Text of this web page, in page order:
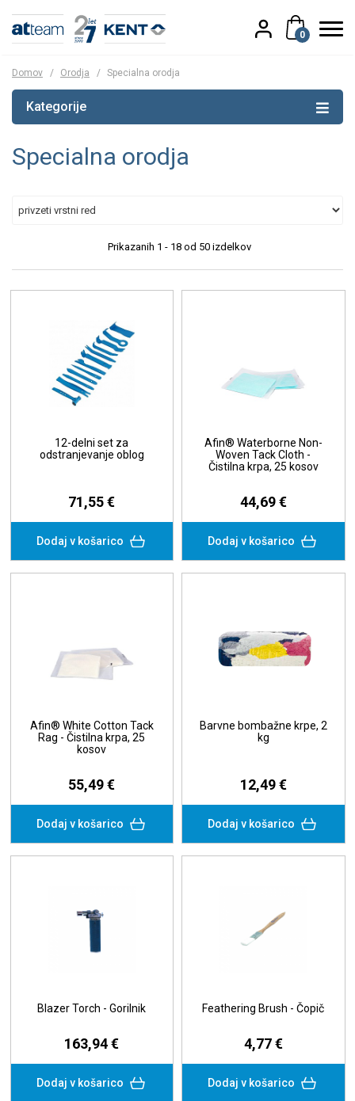
0
Domov / Orodja / Specialna orodja
Kategorije
Specialna orodja
Prikazanih 1 - 18 od 50 izdelkov
12-delni set za
odstranjevanje oblog
71,55 €
Dodaj v košarico
Afin® Waterborne Non-
Woven Tack Cloth -
Čistilna krpa, 25 kosov
44,69 €
Dodaj v košarico
Afin® White Cotton Tack
Rag - Čistilna krpa, 25
kosov
55,49 €
Dodaj v košarico
Barvne bombažne krpe, 2
kg
12,49 €
Dodaj v košarico
Blazer Torch - Gorilnik
163,94 €
Dodaj v košarico
Feathering Brush - Čopič
4,77 €
Dodaj v košarico